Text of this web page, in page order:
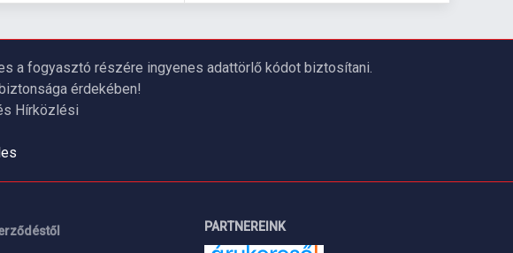
a fogyasztó részére ingyenes adattörlő kódot biztosítani.
érdekében!
Hírközlési
PARTNEREINK